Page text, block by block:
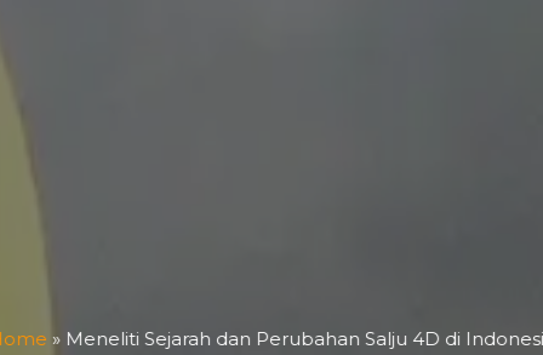
» Meneliti Sejarah dan Perubahan Salju 4D di